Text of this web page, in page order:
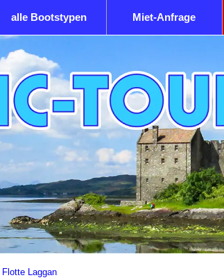
alle Bootstypen Miet-Anfrage
Flotte Laggan